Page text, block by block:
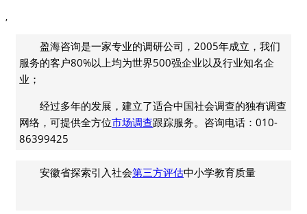
,
盈海咨询是一家专业的调研公司，2005年成立，我们
服务的客户80%以上均为世界500强企业以及行业知名企
业；
经过多年的发展，建立了适合中国社会调查的独有调查
网络，可提供全方位市场调查跟踪服务。咨询电话：010-
86399425
安徽省探索引入社会第三方评估中小学教育质量